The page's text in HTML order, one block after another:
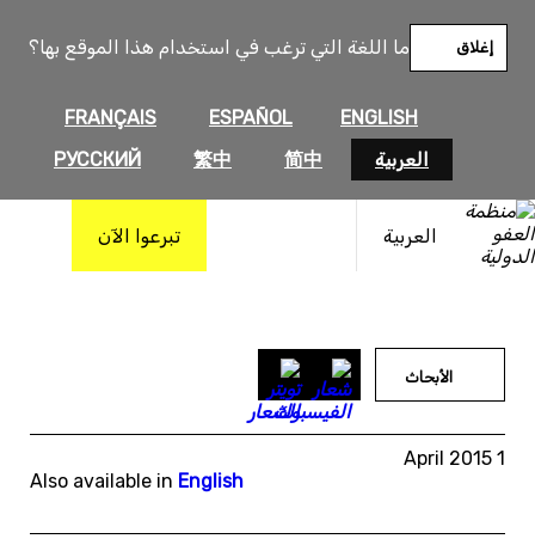
ما اللغة التي ترغب في استخدام هذا الموقع بها؟
ENGLISH
ESPAÑOL
FRANÇAIS
العربية
简中
繁中
РУССКИЙ
إغلاق
العربية تبرعوا الآن
المحتوى
الأبحاث
1 April 2015
Also available in English